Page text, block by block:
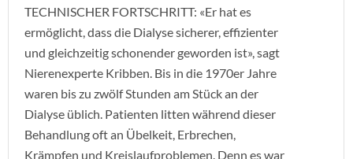
TECHNISCHER FORTSCHRITT: «Er hat es
ermöglicht, dass die Dialyse sicherer, effizienter
und gleichzeitig schonender geworden ist», sagt
Nierenexperte Kribben. Bis in die 1970er Jahre
waren bis zu zwölf Stunden am Stück an der
Dialyse üblich. Patienten litten während dieser
Behandlung oft an Übelkeit, Erbrechen,
Krämpfen und Kreislaufproblemen. Denn es war